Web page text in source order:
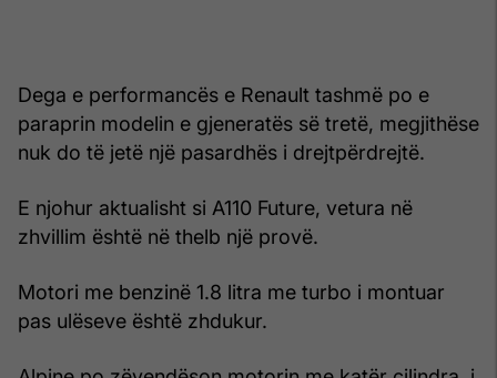
Dega e performancës e Renault tashmë po e
paraprin modelin e gjeneratës së tretë, megjithëse
nuk do të jetë një pasardhës i drejtpërdrejtë.
E njohur aktualisht si A110 Future, vetura në
zhvillim është në thelb një provë.
Motori me benzinë 1.8 litra me turbo i montuar
pas ulëseve është zhdukur.